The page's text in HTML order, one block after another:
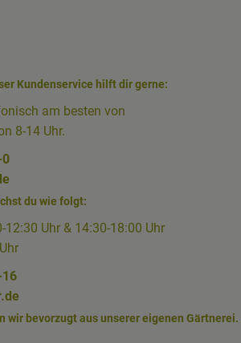
Kundenservice hilft dir gerne:
am besten von
8-14 Uhr.
du wie folgt:
12:30 Uhr & 14:30-18:00 Uhr
wir bevorzugt aus unserer eigenen Gärtnerei.